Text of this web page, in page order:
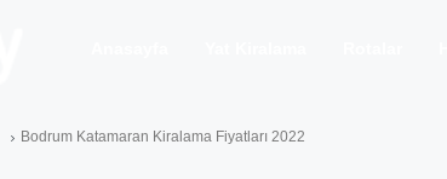
Bodrum Katamaran Kiralama Fiyatları 2022